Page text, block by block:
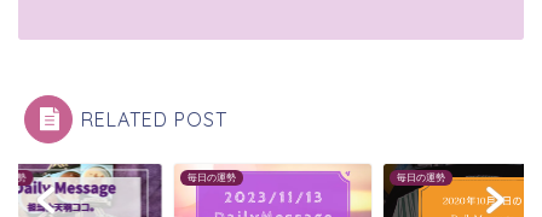
RELATED POST
運勢 毎日の運勢 毎日の運勢